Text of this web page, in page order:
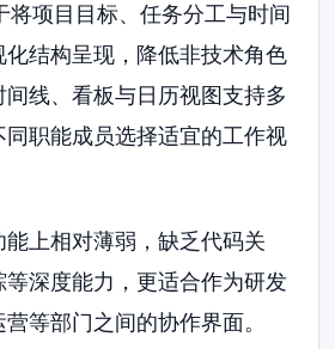
将项目目标、任务分工与时间
结构呈现，降低非技术角色
线、看板与日历视图支持多
职能成员选择适宜的工作视
上相对薄弱，缺乏代码关
深度能力，更适合作为研发
等部门之间的协作界面。